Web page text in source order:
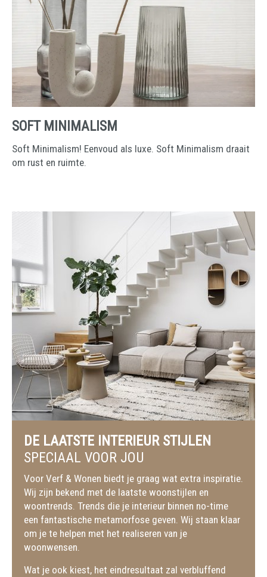
SOFT MINIMALISM
Soft Minimalism! Eenvoud als luxe. Soft Minimalism draait
om rust en ruimte.
DE LAATSTE INTERIEUR STIJLEN
SPECIAAL VOOR JOU
Voor Verf & Wonen biedt je graag wat extra inspiratie.
Wij zijn bekend met de laatste woonstijlen en
woontrends. Trends die je interieur binnen no-time
een fantastische metamorfose geven. Wij staan klaar
om je te helpen met het realiseren van je
woonwensen.
Wat je ook kiest, het eindresultaat zal verbluffend